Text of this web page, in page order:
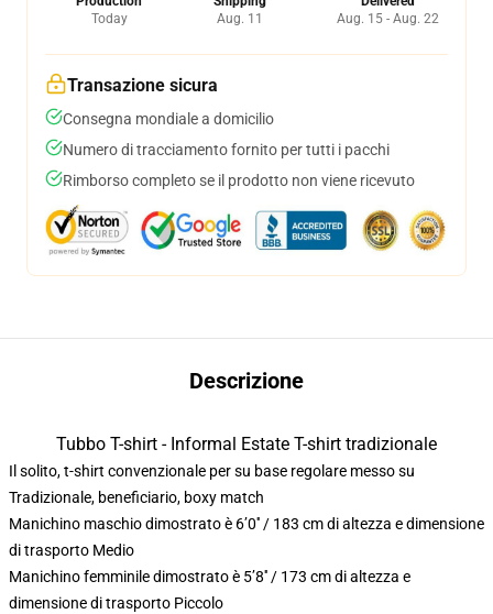
Today
Aug. 11
Aug. 15 - Aug. 22
Transazione sicura
Consegna mondiale a domicilio
Numero di tracciamento fornito per tutti i pacchi
Rimborso completo se il prodotto non viene ricevuto
Descrizione
Tubbo T-shirt - Informal Estate T-shirt tradizionale
Il solito, t-shirt convenzionale per su base regolare messo su
Tradizionale, beneficiario, boxy match
Manichino maschio dimostrato è 6’0′′ / 183 cm di altezza e dimensione
di trasporto Medio
Manichino femminile dimostrato è 5’8′′ / 173 cm di altezza e
dimensione di trasporto Piccolo